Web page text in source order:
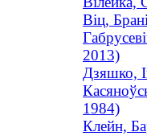
Віц,
2013)
Дзяшко,
1984)
Клейн,